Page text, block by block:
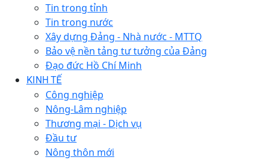
Tin trong tỉnh
Tin trong nước
Xây dựng Đảng - Nhà nước - MTTQ
Bảo vệ nền tảng tư tưởng của Đảng
Đạo đức Hồ Chí Minh
KINH TẾ
Công nghiệp
Nông-Lâm nghiệp
Thương mại - Dịch vụ
Đầu tư
Nông thôn mới